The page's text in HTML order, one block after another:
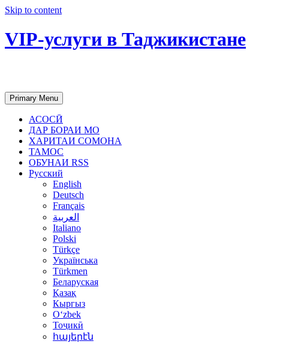
Skip to content
VIP-услуги в Таджикистане
Primary Menu
АСОСӢ
ДАР БОРАИ МО
ХАРИТАИ СОМОНА
ТАМОС
ОБУНАИ RSS
Русский
English
Deutsch
Français
العربية
Italiano
Polski
Türkçe
Українська
Türkmen
Беларуская
Қазақ
Кыргыз
Oʻzbek
Тоҷикӣ
հայերէն